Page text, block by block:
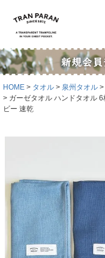
HOME タオル 泉州タオル
ガーゼタオル ハンドタオル
ビー 速乾